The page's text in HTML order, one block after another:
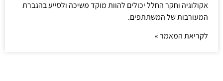
אקולוגיה וחקר החלל יכולים להוות מוקד משיכה ולסייע בהגברת
המעורבות של המשתתפים.
לקריאת המאמר »